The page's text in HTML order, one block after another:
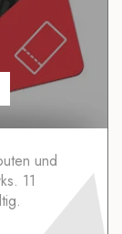
und
11